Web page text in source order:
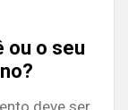
ou o seu
deve ser